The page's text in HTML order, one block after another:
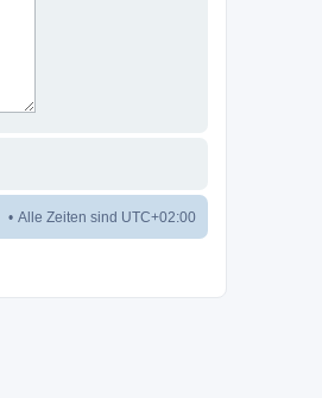
Alle Zeiten sind UTC+02:00